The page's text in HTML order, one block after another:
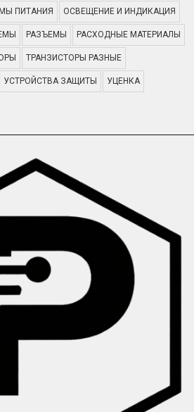
ПИТАНИЯ ОСВЕЩЕНИЕ И ИНДИКАЦИЯ
РАЗЪЕМЫ РАСХОДНЫЕ МАТЕРИАЛЫ
ТРАНЗИСТОРЫ РАЗНЫЕ
УСТРОЙСТВА ЗАЩИТЫ УЦЕНКА